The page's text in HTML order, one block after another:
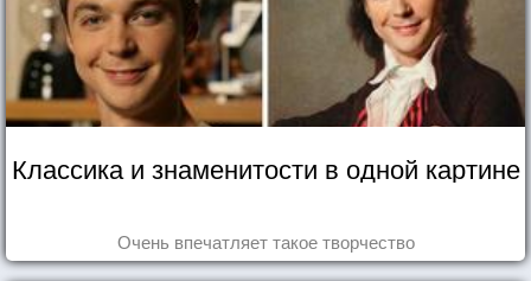
Классика и знаменитости в одной картине
Очень впечатляет такое творчество